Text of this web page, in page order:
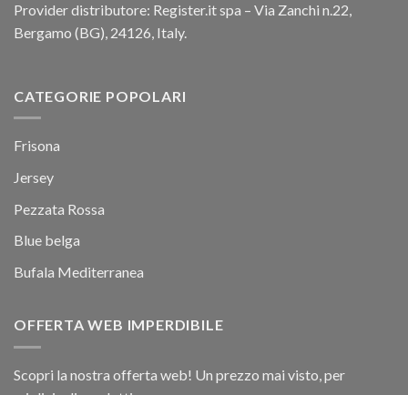
Provider distributore: Register.it spa – Via Zanchi n.22,
Bergamo (BG), 24126, Italy.
CATEGORIE POPOLARI
Frisona
Jersey
Pezzata Rossa
Blue belga
Bufala Mediterranea
OFFERTA WEB IMPERDIBILE
Scopri la nostra offerta web! Un prezzo mai visto, per